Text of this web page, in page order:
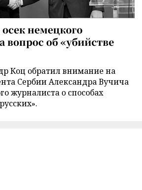
немецкого
вопрос об «убийстве
Коц обратил внимание на
Сербии Александра Вучича
журналиста о способах